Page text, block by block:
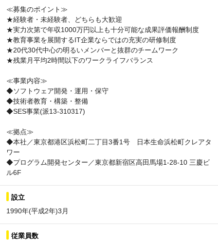
≪募集のポイント≫
★経験者・未経験者、どちらも大歓迎
★実力次第で年収1000万円以上も十分可能な成果評価報酬制度
★教育事業を展開するIT企業ならではの充実の研修制度
★20代30代中心の明るいメンバーと抜群のチームワーク
★残業月平均2時間以下のワークライフバランス
≪事業内容≫
◆ソフトウェア開発・運用・保守
◆技術者教育・構築・整備
◆SES事業(派13-310317)
≪拠点≫
◆本社／東京都港区浜松町二丁目3番1号 日本生命浜松町クレアタ
ワー
◆プログラム開発センター／東京都新宿区高田馬場1-28-10 三慶ビ
ル6F
設立
1990年(平成2年)3月
従業員数